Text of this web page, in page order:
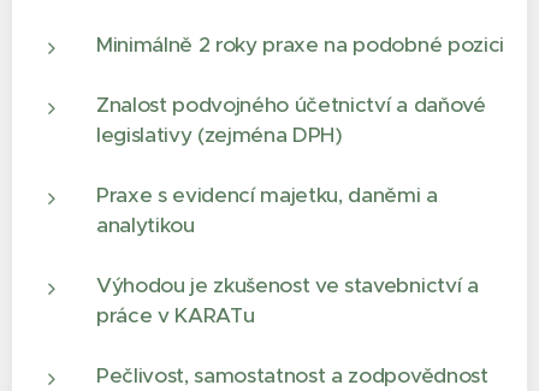
Minimálně 2 roky praxe na podobné pozici
Znalost podvojného účetnictví a daňové
legislativy (zejména DPH)
Praxe s evidencí majetku, daněmi a
analytikou
Výhodou je zkušenost ve stavebnictví a
práce v KARATu
Pečlivost, samostatnost a zodpovědnost